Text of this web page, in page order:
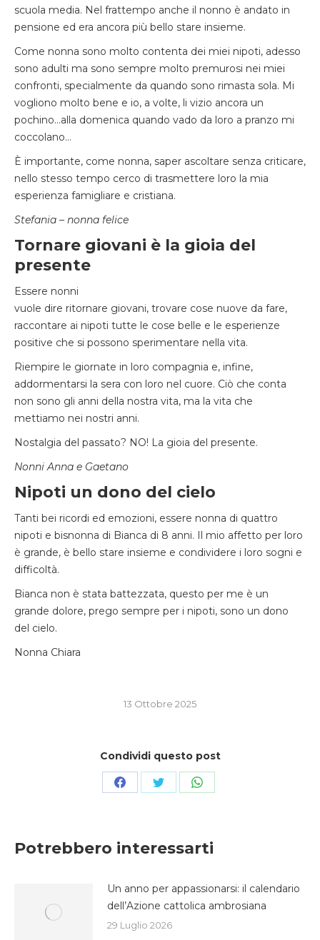
scuola media. Nel frattempo anche il nonno è andato in
pensione ed era ancora più bello stare insieme.
Come nonna sono molto contenta dei miei nipoti, adesso
sono adulti ma sono sempre molto premurosi nei miei
confronti, specialmente da quando sono rimasta sola. Mi
vogliono molto bene e io, a volte, li vizio ancora un
pochino…alla domenica quando vado da loro a pranzo mi
coccolano…
È importante, come nonna, saper ascoltare senza criticare,
nello stesso tempo cerco di trasmettere loro la mia
esperienza famigliare e cristiana.
Stefania – nonna felice
Tornare giovani è la gioia del
presente
Essere nonni
vuole dire ritornare giovani, trovare cose nuove da fare,
raccontare ai nipoti tutte le cose belle e le esperienze
positive che si possono sperimentare nella vita.
Riempire le giornate in loro compagnia e, infine,
addormentarsi la sera con loro nel cuore. Ciò che conta
non sono gli anni della nostra vita, ma la vita che
mettiamo nei nostri anni.
Nostalgia del passato? NO! La gioia del presente.
Nonni Anna e Gaetano
Nipoti un dono del cielo
Tanti bei ricordi ed emozioni, essere nonna di quattro
nipoti e bisnonna di Bianca di 8 anni. Il mio affetto per loro
è grande, è bello stare insieme e condividere i loro sogni e
difficoltà.
Bianca non è stata battezzata, questo per me è un
grande dolore, prego sempre per i nipoti, sono un dono
del cielo.
Nonna Chiara
13 Ottobre 2025
Condividi questo post
CondividiCondividiCondividi
Potrebbero interessarti
Un anno per appassionarsi: il calendario
dell’Azione cattolica ambrosiana
29 Luglio 2026